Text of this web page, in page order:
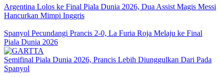
Argentina Lolos ke Final Piala Dunia 2026, Dua Assist Magis Messi
Hancurkan Mimpi Inggris
Spanyol Pecundangi Prancis 2-0, La Furia Roja Melaju ke Final
Piala Dunia 2026
Semifinal Piala Dunia 2026, Prancis Lebih Diunggulkan Dari Pada
Spanyol